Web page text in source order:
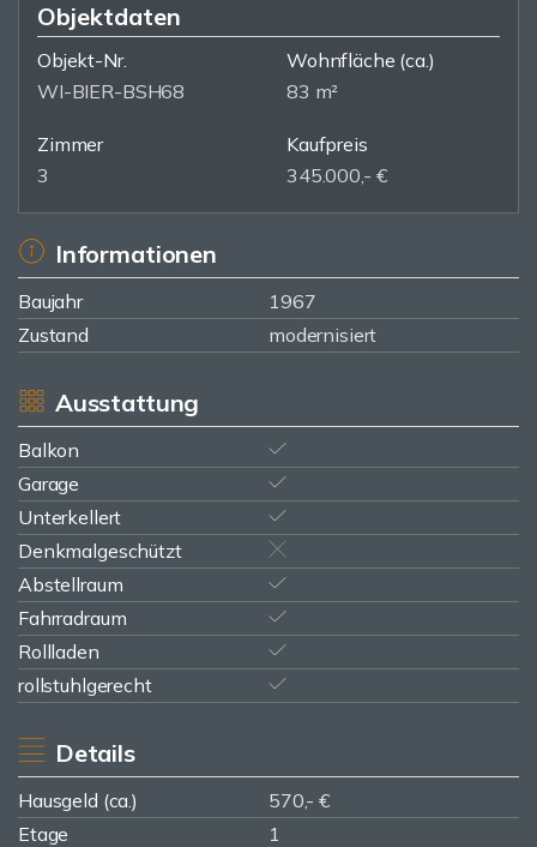
Objektdaten
Objekt-Nr.
WI-BIER-BSH68
Wohnfläche (ca.)
83 m²
Zimmer
3
Kaufpreis
345.000,- €
Informationen
Baujahr
1967
Zustand
modernisiert
Ausstattung
Balkon
Garage
Unterkellert
Denkmalgeschützt
Abstellraum
Fahrradraum
Rollladen
rollstuhlgerecht
Details
Hausgeld (ca.)
570,- €
Etage
1